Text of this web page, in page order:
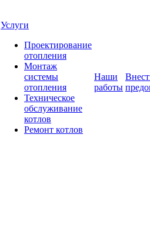
Услуги
Проектирование
отопления
Монтаж
системы
отопления
Техническое
обслуживание
котлов
Ремонт котлов
Наши
работы